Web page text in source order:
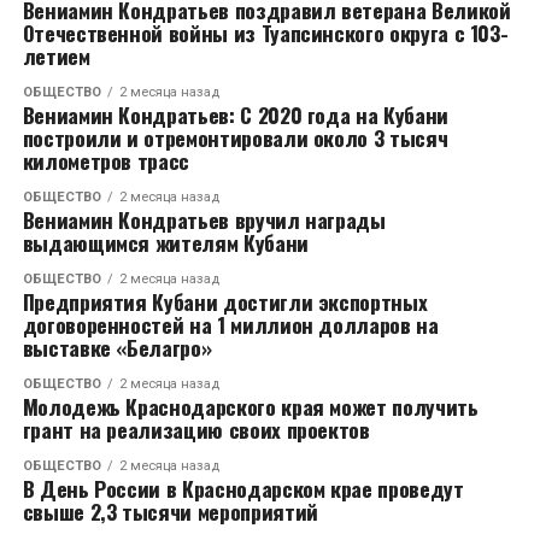
средней выплаты тут будет активнее, чем по стране в
целом»,
«Мошенники на своем автомобиле следят за
грузовым авто и в нужный момент выставляют
специальную помеху. Когда грузовой автомобиль
начинает эту помеху объезжать, они тут же
подъезжают под грузовой автомобиль и совершают
ДТП», — рассказал Эдуард Гайдаенко.
«Бороться с таким видом мошенничества
достаточно сложно, потому что ДТП происходит
реально, и доказать умышленный характер
происшествия тяжело», — добавил Руслан Ахиджак.
Эксперт отметил, что страховщикам приходится
активно взаимодействовать с «виновниками» ДТП
(водителями, которых подставили), с их
работодателями из разных регионов России,
которые занимаются транспортными перевозками,
чтобы привлечь к ответственности настоящих
виновников аварий.
убытков:«Что такое вообще страхование? Это, в
первую очередь, урегулирование убытков. И любой
потребитель, любой клиент оценивает страховую
компанию по тому, как там урегулируются убытки и
насколько ему комфортно получать компенсацию за
то страховое событие, которое произошло. Если бы
сегодня мы начинали урегулирование убытков не с
момента подачи заявления, а с момента
возникновения страхового события, очень многих
проблем удалось бы избежать. Даже мошенников
было бы в разы меньше, недобросовестные практики
бы просто исчезли»,
Сергей Ефремов.
В частности, большую роль
клиентоориентированность играет в сегменте
ОСАГО.«Все, что касается реформирования страховой
отрасли, особенно ОСАГО, обладает высокой
Вениамин Кондратьев поздравил ветерана Великой
Отечественной войны из Туапсинского округа с 103-
летием
ОБЩЕСТВО 2 месяца назад
Вениамин Кондратьев: С 2020 года на Кубани
построили и отремонтировали около 3 тысяч
километров трасс
ОБЩЕСТВО 2 месяца назад
Вениамин Кондратьев вручил награды
выдающимся жителям Кубани
ОБЩЕСТВО 2 месяца назад
Предприятия Кубани достигли экспортных
договоренностей на 1 миллион долларов на
выставке «Белагро»
ОБЩЕСТВО 2 месяца назад
Молодежь Краснодарского края может получить
грант на реализацию своих проектов
ОБЩЕСТВО 2 месяца назад
В День России в Краснодарском крае проведут
свыше 2,3 тысячи мероприятий